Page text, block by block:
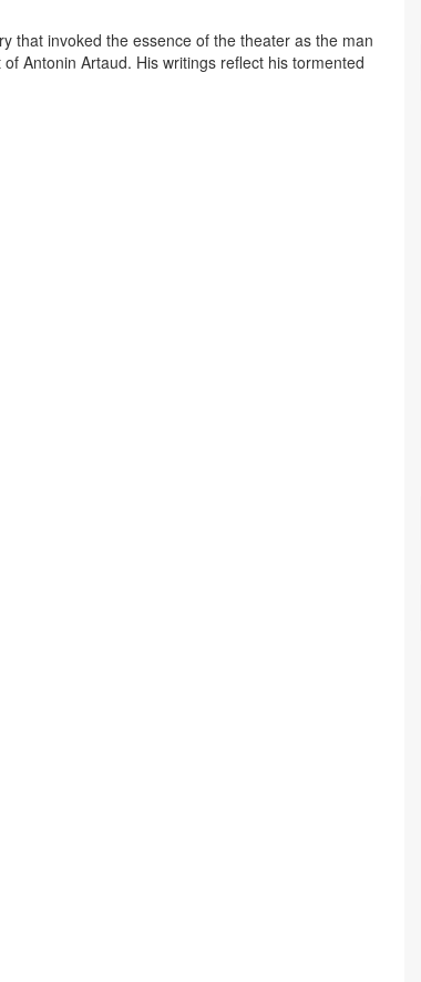
that invoked the essence of the theater as the man
Antonin Artaud. His writings reflect his tormented